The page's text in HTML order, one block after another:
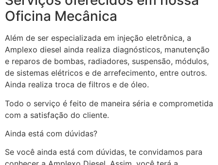
Oficina Mecânica
Além de ser especializada em injeção eletrônica, a
Amplexo diesel ainda realiza diagnósticos, manutenção
e reparos de bombas, radiadores, suspensão, módulos,
de sistemas elétricos e de arrefecimento, entre outros.
Ainda realiza troca de filtros e de óleo.
Todo o serviço é feito de maneira séria e comprometida
com a satisfação do cliente.
Ainda está com dúvidas?
Se você ainda está com dúvidas, te convidamos para